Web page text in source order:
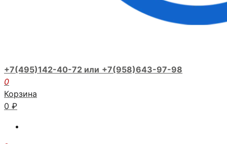
+7(495)142-40-72 или +7(958)643-97-98
0
Корзина
0 ₽